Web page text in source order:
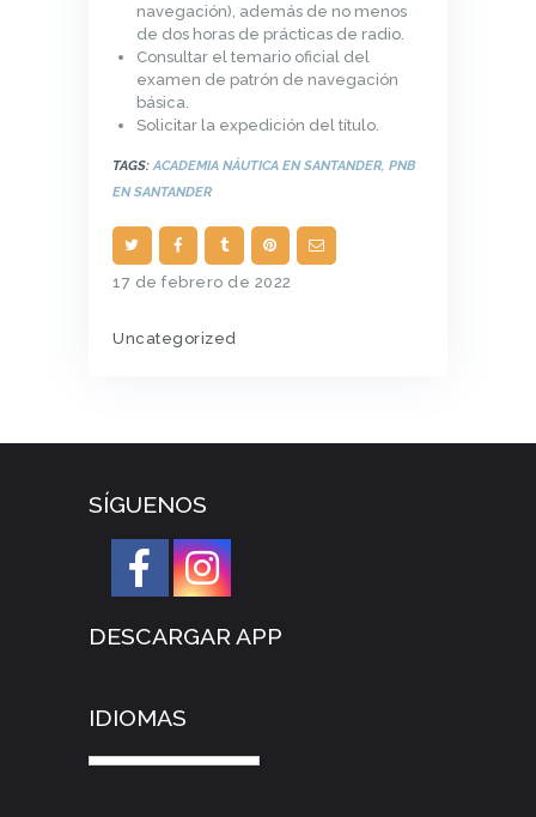
navegación), además de no menos
de dos horas de prácticas de radio.
Consultar el temario oficial del
examen de patrón de navegación
básica.
Solicitar la expedición del título.
TAGS: ACADEMIA NÁUTICA EN SANTANDER, PNB
EN SANTANDER
17 de febrero de 2022
Uncategorized
SÍGUENOS
DESCARGAR APP
IDIOMAS